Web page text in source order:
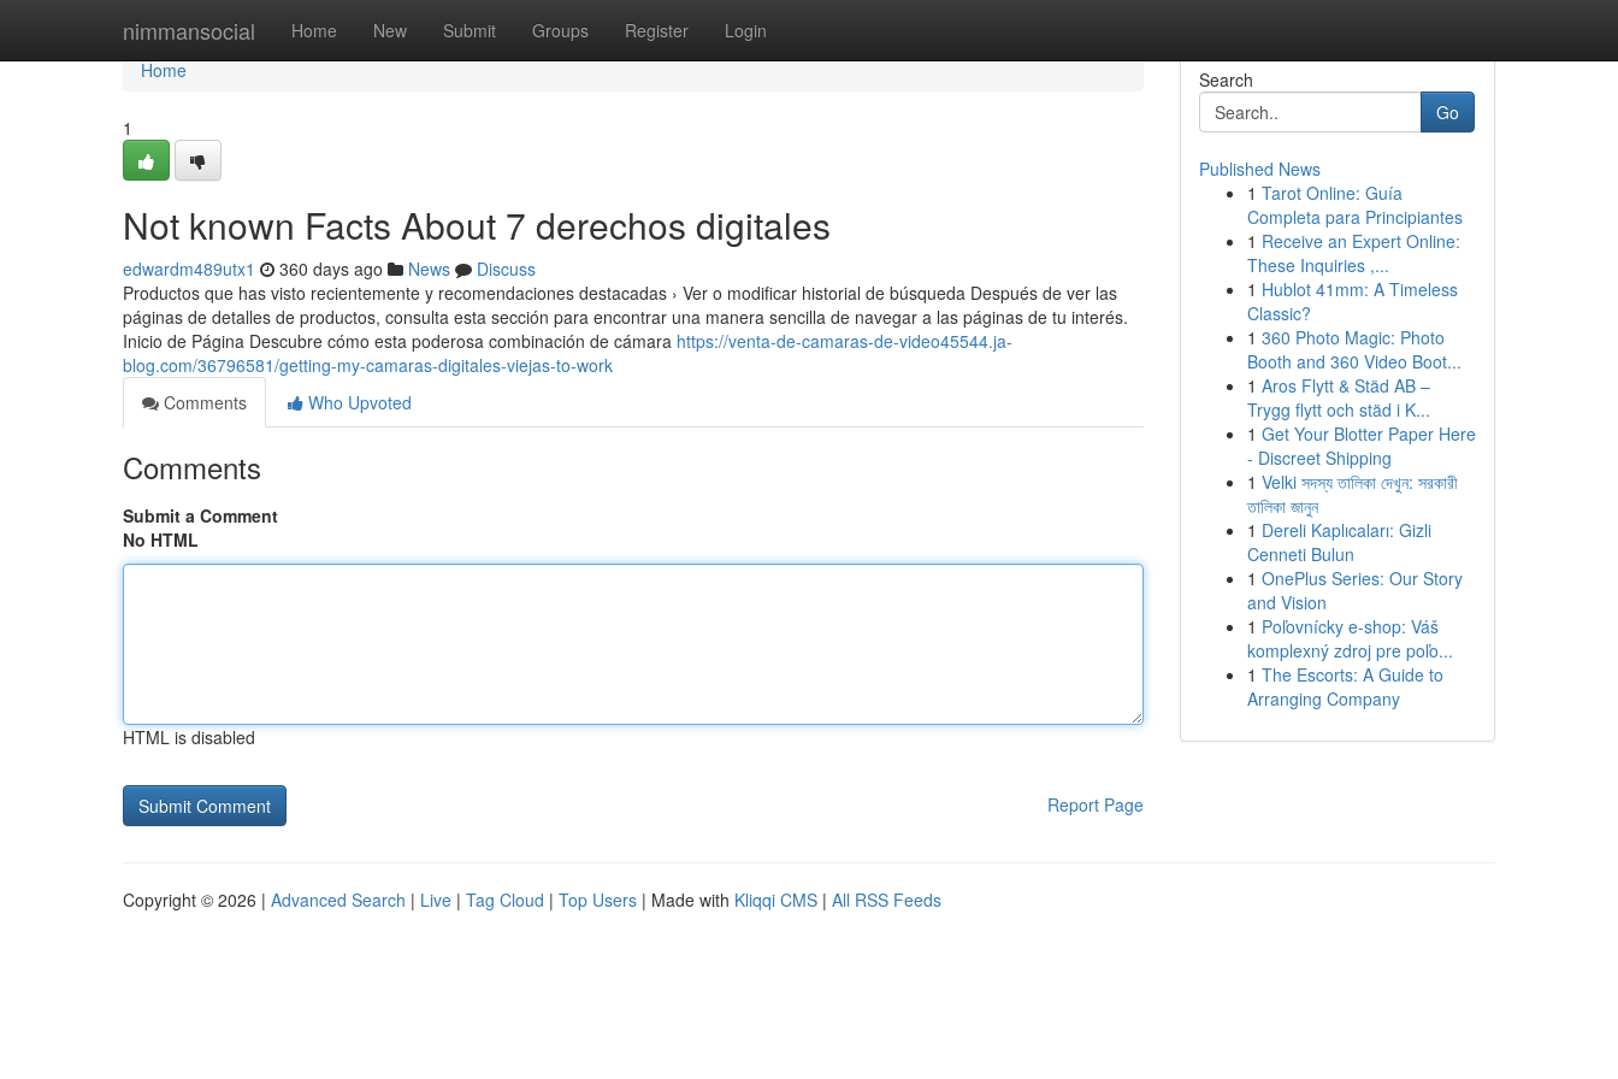
nimmansocial Home New Submit Groups Register Login
Home
Home
1
Not known Facts About 7 derechos digitales
edwardm489utx1 360 days ago News
Discuss
Productos que has visto recientemente y recomendaciones destacadas › Ver o modificar historial de búsqueda Después de ver las
páginas de detalles de productos, consulta esta sección para encontrar una manera sencilla de navegar a las páginas de tu interés.
Inicio de Página Descubre cómo esta poderosa combinación de cámara https://venta-de-camaras-de-video45544.ja-
blog.com/36796581/getting-my-camaras-digitales-viejas-to-work
Comments
Who Upvoted
Comments
Submit a Comment
No HTML
HTML is disabled
Report Page
Search
Go
Published News
1 Tarot Online: Guía
Completa para Principiantes
1 Receive an Expert Online:
These Inquiries ,...
1 Hublot 41mm: A Timeless
Classic?
1 360 Photo Magic: Photo
Booth and 360 Video Boot...
1 Aros Flytt & Städ AB –
Trygg flytt och städ i K...
1 Get Your Blotter Paper Here
- Discreet Shipping
1 Velki সদস্য তালিকা দেখুন: সরকারী
তালিকা জানুন
1 Dereli Kaplıcaları: Gizli
Cenneti Bulun
1 OnePlus Series: Our Story
and Vision
1 Poľovnícky e-shop: Váš
komplexný zdroj pre poľo...
1 The Escorts: A Guide to
Arranging Company
Copyright © 2026 | Advanced Search | Live | Tag Cloud | Top Users | Made with Kliqqi CMS | All RSS Feeds